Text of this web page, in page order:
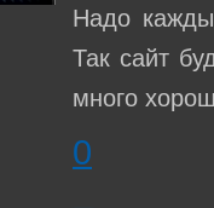
Надо
Так сайт
много
0